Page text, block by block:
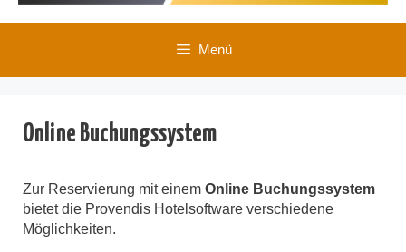
Menü
Online Buchungssystem
Zur Reservierung mit einem Online Buchungssystem
bietet die Provendis Hotelsoftware verschiedene
Möglichkeiten.